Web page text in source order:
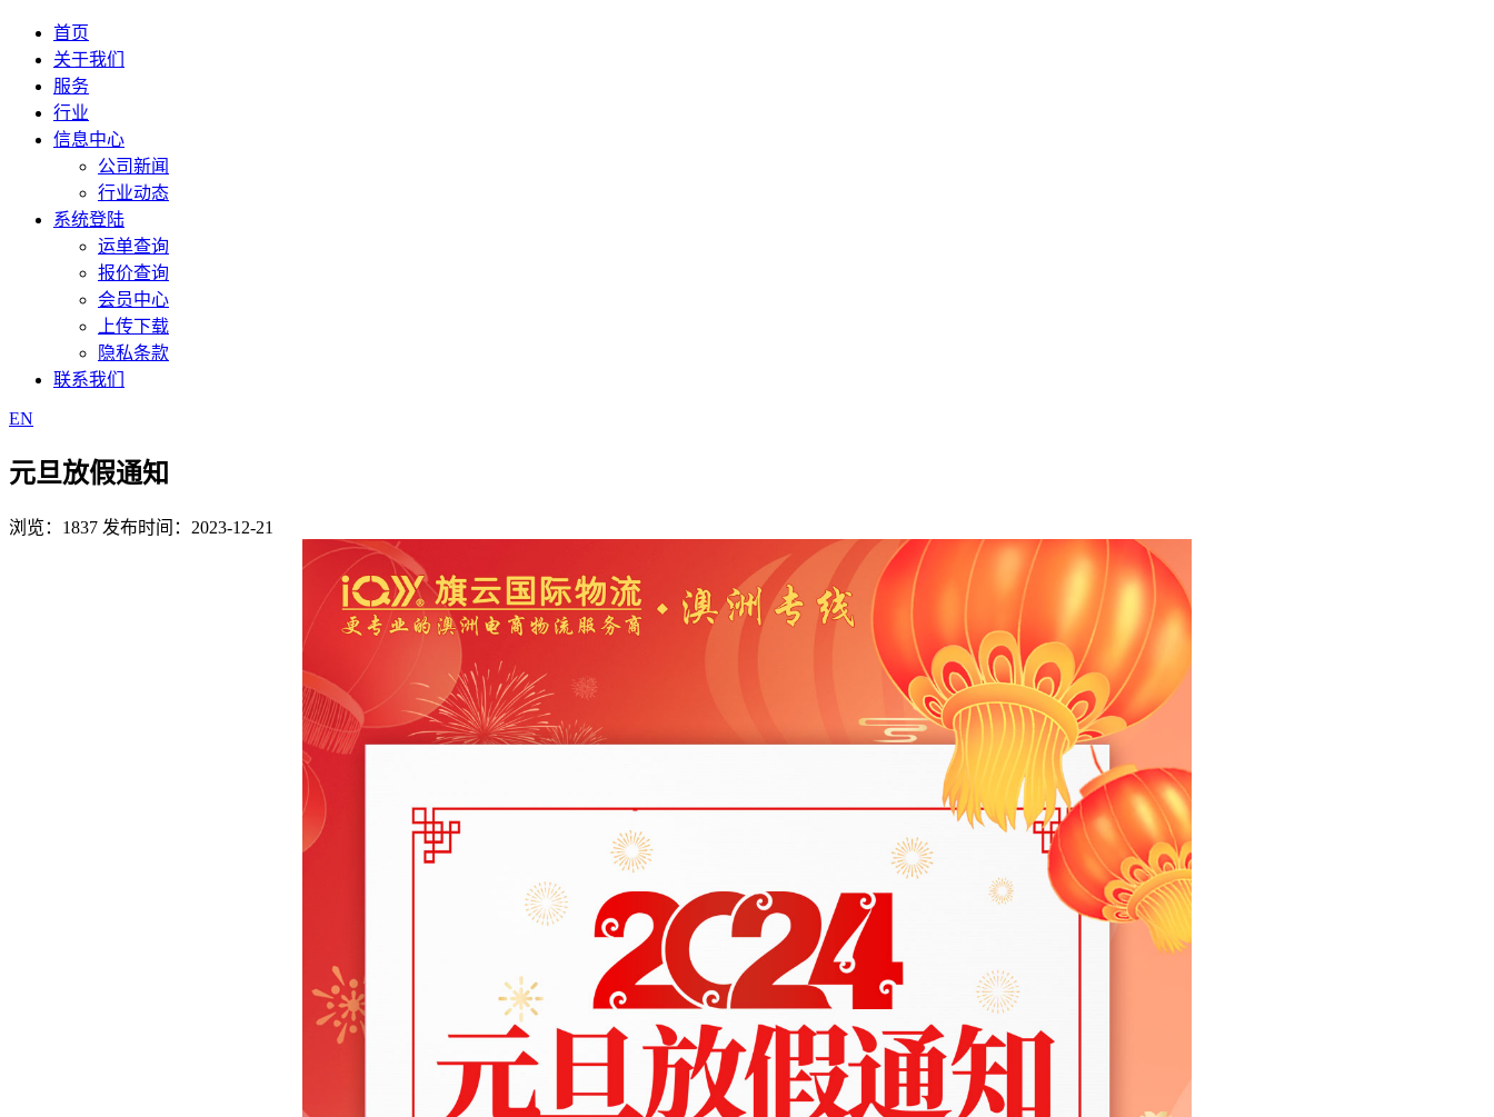
首页
关于我们
服务
行业
信息中心
公司新闻
行业动态
系统登陆
运单查询
报价查询
会员中心
上传下载
隐私条款
联系我们
EN
元旦放假通知
浏览：1837 发布时间：2023-12-21